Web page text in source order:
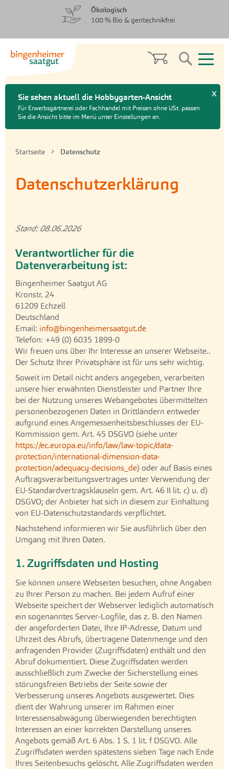
Sie sehen aktuell die Hobbygarten-Ansicht
Für Erwerbsgärtnerei oder Fachhandel mit Preisen ohne USt. passen
Sie die Ansicht bitte im Menü unter Einstellungen an.
x
Search
Startseite Datenschutz
Datenschutzerklärung
Stand: 08.06.2026
Verantwortlicher für die
Datenverarbeitung ist:
Bingenheimer Saatgut AG
Kronstr. 24
61209 Echzell
Deutschland
Email: info@bingenheimersaatgut.de
Telefon: +49 (0) 6035 1899-0
Wir freuen uns über Ihr Interesse an unserer Webseite..
Der Schutz Ihrer Privatsphäre ist für uns sehr wichtig.
Soweit im Detail nicht anders angegeben, verarbeiten
unsere hier erwähnten Dienstleister und Partner Ihre
bei der Nutzung unseres Webangebotes übermittelten
personenbezogenen Daten in Drittländern entweder
aufgrund eines Angemessenheitsbeschlusses der EU-
Kommission gem. Art. 45 DSGVO (siehe unter
https://ec.europa.eu/info/law/law-topic/data-
protection/international-dimension-data-
protection/adequacy-decisions_de) oder auf Basis eines
Auftragsverarbeitungsvertrages unter Verwendung der
EU-Standardvertragsklauseln gem. Art. 46 II lit. c) u. d)
DSGVO; der Anbieter hat sich in diesem zur Einhaltung
von EU-Datenschutzstandards verpflichtet.
Nachstehend informieren wir Sie ausführlich über den
Umgang mit Ihren Daten.
1. Zugriffsdaten und Hosting
Sie können unsere Webseiten besuchen, ohne Angaben
zu Ihrer Person zu machen. Bei jedem Aufruf einer
Webseite speichert der Webserver lediglich automatisch
ein sogenanntes Server-Logfile, das z. B. den Namen
der angeforderten Datei, Ihre IP-Adresse, Datum und
Uhrzeit des Abrufs, übertragene Datenmenge und den
anfragenden Provider (Zugriffsdaten) enthält und den
Abruf dokumentiert. Diese Zugriffsdaten werden
ausschließlich zum Zwecke der Sicherstellung eines
störungsfreien Betriebs der Seite sowie der
Verbesserung unseres Angebots ausgewertet. Dies
dient der Wahrung unserer im Rahmen einer
Interessensabwägung überwiegenden berechtigten
Interessen an einer korrekten Darstellung unseres
Angebots gemäß Art. 6 Abs. 1 S. 1 lit. f DSGVO. Alle
Zugriffsdaten werden spätestens sieben Tage nach Ende
Ihres Seitenbesuchs gelöscht. Alle Zugriffsdaten werden
Ökologisch
100 % Bio & gentechnikfrei